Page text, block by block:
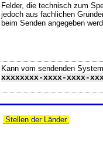
Felder, die technisch zum
jedoch aus fachlichen
beim Senden angegeben
Kann vom sendenden
xxxxxxxx-xxxx-xxxx-
Stellen der Länder